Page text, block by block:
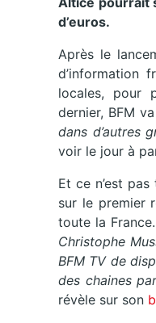
d’euros.
Après le
d’information
locales, pour
dernier, BFM
dans d’autres
voir le jour à
Et ce n’est
sur le premier
toute la
Christophe
BFM TV de
des chaines
révèle sur son